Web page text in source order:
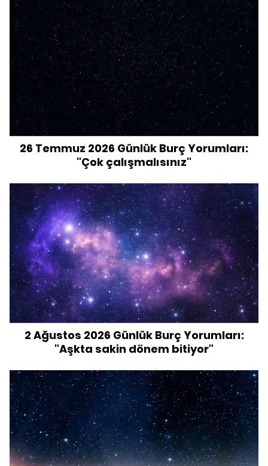
26 Temmuz 2026 Günlük Burç Yorumları:
"Çok çalışmalısınız"
2 Ağustos 2026 Günlük Burç Yorumları:
"Aşkta sakin dönem bitiyor"